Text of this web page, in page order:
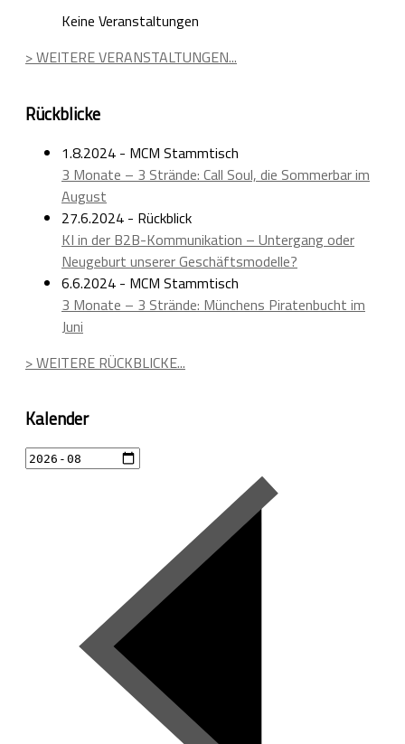
Keine Veranstaltungen
> WEITERE VERANSTALTUNGEN...
Rückblicke
1.8.2024 - MCM Stammtisch
3 Monate – 3 Strände: Call Soul, die Sommerbar im
August
27.6.2024 - Rückblick
KI in der B2B-Kommunikation – Untergang oder
Neugeburt unserer Geschäftsmodelle?
6.6.2024 - MCM Stammtisch
3 Monate – 3 Strände: Münchens Piratenbucht im
Juni
> WEITERE RÜCKBLICKE...
Kalender